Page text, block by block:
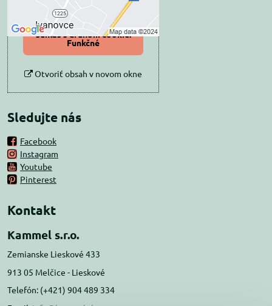
Povoliť a zapamätať -
súhlas s druhom cookie:
Funkčné
Otvoriť obsah v novom okne
Sledujte nás
Facebook
Instagram
Youtube
Pinterest
Kontakt
Kammel s.r.o.
Zemianske Lieskové 433
913 05 Melčice - Lieskové
Telefón: (+421) 904 489 334